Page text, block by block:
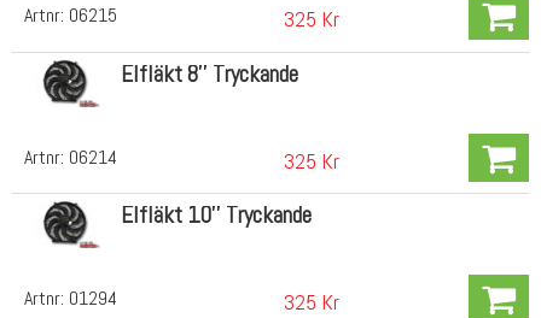
Artnr: 06215 325 Kr
Artnr: 06214
Elfläkt 8'' Tryckande
325 Kr
Artnr: 01294
Elfläkt 10'' Tryckande
325 Kr